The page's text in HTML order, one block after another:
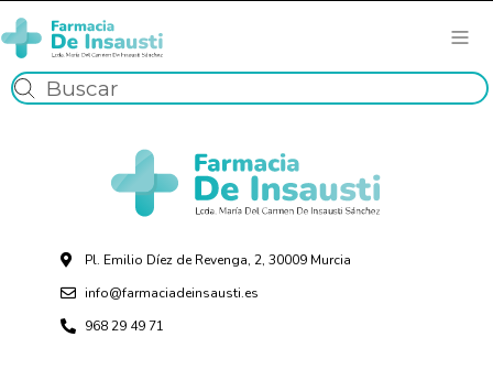
Pl. Emilio Díez de Revenga, 2, 30009 Murcia
info@farmaciadeinsausti.es
968 29 49 71